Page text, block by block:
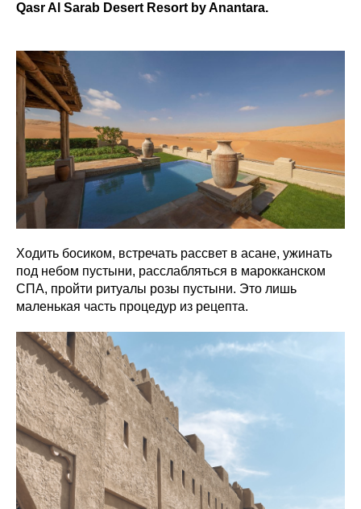
Qasr Al Sarab Desert Resort by Anantara.
Ходить босиком, встречать рассвет в асане, ужинать
под небом пустыни, расслабляться в марокканском
СПА, пройти ритуалы розы пустыни. Это лишь
маленькая часть процедур из рецепта.